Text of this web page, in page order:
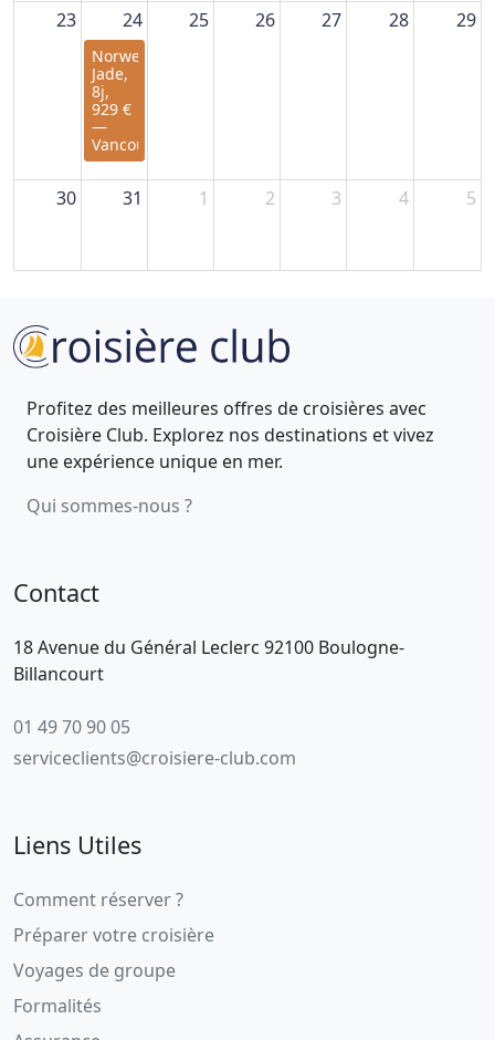
23 24
Norwegian
Jade,
8j,
929 €
—
Vancouver
25 26 27 28 29
30 31 1 2 3 4 5
Profitez des meilleures offres de croisières avec
Croisière Club. Explorez nos destinations et vivez
une expérience unique en mer.
Qui sommes-nous ?
Contact
18 Avenue du Général Leclerc 92100 Boulogne-
Billancourt
01 49 70 90 05
serviceclients@croisiere-club.com
Liens Utiles
Comment réserver ?
Préparer votre croisière
Voyages de groupe
Formalités